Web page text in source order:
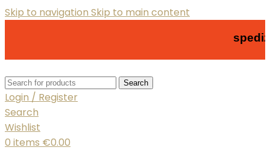
Skip to navigation Skip to main content
Search
Login / Register
Search
Wishlist
0 items €0.00